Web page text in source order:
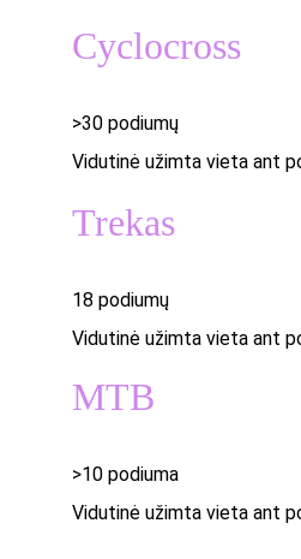
Cyclocross
>30 podiumų
Vidutinė užimta vieta ant
Trekas
18 podiumų
Vidutinė užimta vieta ant
MTB
>10 podiuma
Vidutinė užimta vieta ant